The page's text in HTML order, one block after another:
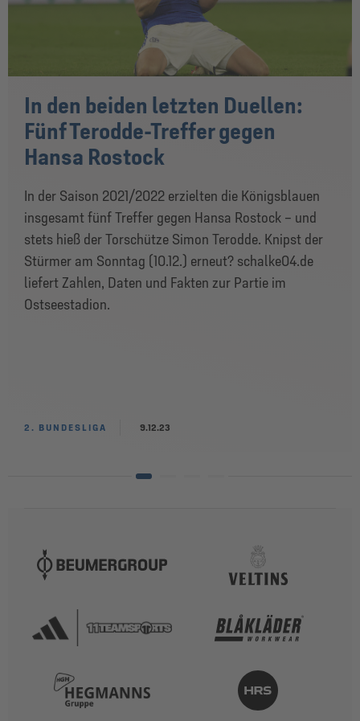
In den beiden letzten Duellen:
Fünf Terodde-Treffer gegen
Hansa Rostock
In der Saison 2021/2022 erzielten die Königsblauen
insgesamt fünf Treffer gegen Hansa Rostock – und
stets hieß der Torschütze Simon Terodde. Knipst der
Stürmer am Sonntag (10.12.) erneut? schalke04.de
liefert Zahlen, Daten und Fakten zur Partie im
Ostseestadion.
2. BUNDESLIGA 9.12.23